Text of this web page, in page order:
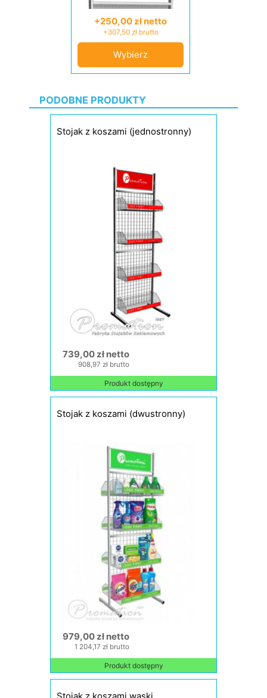
+250,00 zł netto
+307,50 zł brutto
Wybierz
PODOBNE PRODUKTY
Stojak z koszami (jednostronny)
739,00 zł netto
908,97 zł brutto
Produkt dostępny
Stojak z koszami (dwustronny)
979,00 zł netto
1 204,17 zł brutto
Produkt dostępny